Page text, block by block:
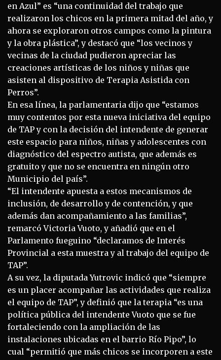
en Azul” es “una continuidad del trabajo que
realizaron los chicos en la primera mitad del año, y
ahora se exploraron otros campos como la pintura
y la obra plástica”, y destacó que “los vecinos y
vecinas de la ciudad pudieron apreciar las
creaciones artísticas de los niños y niñas que
asisten al dispositivo de Terapia Asistida con
Perros”.
En esa línea, la parlamentaria dijo que “estamos
muy contentos por esta nueva iniciativa del equipo
de TAP y con la decisión del intendente de generar
este espacio para niños, niñas y adolescentes con
diagnóstico del espectro autista, que además es
gratuito y que no se encuentra en ningún otro
Municipio del país”.
“El intendente apuesta a estos mecanismos de
inclusión, de desarrollo y de contención, y que
además dan acompañamiento a las familias”,
remarcó Victoria Vuoto, y añadió que en el
Parlamento fueguino “declaramos de Interés
Provincial a esta muestra y al trabajo del equipo de
TAP”.
A su vez, la diputada Yutrovic indicó que “siempre
es un placer acompañar las actividades que realiza
el equipo de TAP”, y definió que la terapia “es una
política pública del intendente Vuoto que se fue
fortaleciendo con la ampliación de las
instalaciones ubicadas en el barrio Río Pipo”, lo
cual “permitió que más chicos se incorporen a este